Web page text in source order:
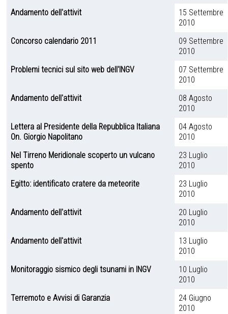
Andamento dell'attivit
15 Settembre
2010
Concorso calendario 2011
09 Settembre
2010
Problemi tecnici sul sito web dell'INGV
07 Settembre
2010
Andamento dell'attivit
08 Agosto
2010
Lettera al Presidente della Repubblica Italiana
On. Giorgio Napolitano
04 Agosto
2010
Nel Tirreno Meridionale scoperto un vulcano
spento
23 Luglio
2010
Egitto: identificato cratere da meteorite
23 Luglio
2010
Andamento dell'attivit
20 Luglio
2010
Andamento dell'attivit
13 Luglio
2010
Monitoraggio sismico degli tsunami in INGV
10 Luglio
2010
Terremoto e Avvisi di Garanzia
24 Giugno
2010